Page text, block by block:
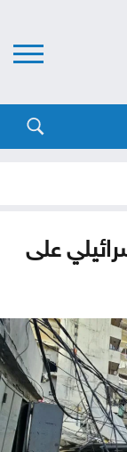
على